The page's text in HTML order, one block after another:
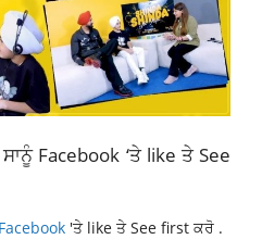
Facebook ‘ਤੇ like ਤੇ See
Facebook 'ਤੇ like ਤੇ See first ਕਰੋ .